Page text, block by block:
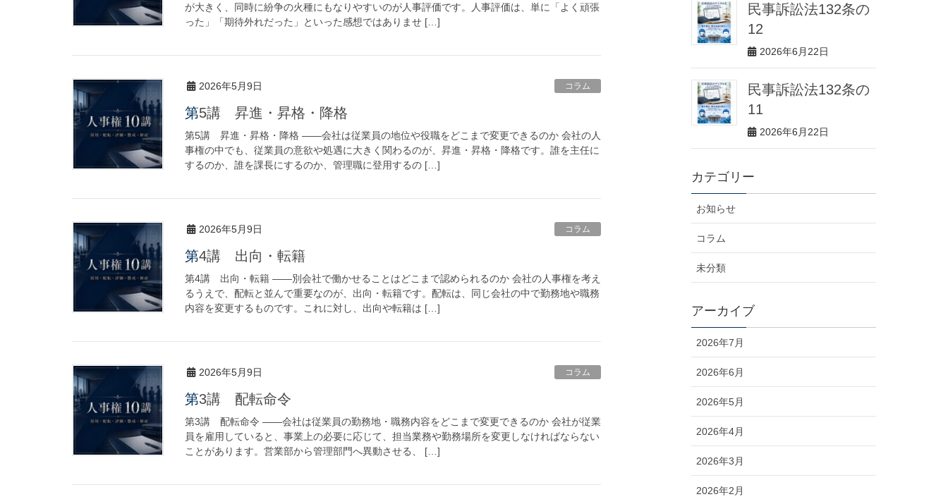
が大きく、同時に紛争の火種にもなりやすいのが人事評価です。人事評価は、単に「よく頑張
った」「期待外れだった」といった感想ではありませ […]
2026年5月9日 コラム
第5講 昇進・昇格・降格
第5講 昇進・昇格・降格 ――会社は従業員の地位や役職をどこまで変更できるのか 会社の人
事権の中でも、従業員の意欲や処遇に大きく関わるのが、昇進・昇格・降格です。誰を主任に
するのか、誰を課長にするのか、管理職に登用するの […]
2026年5月9日 コラム
第4講 出向・転籍
第4講 出向・転籍 ――別会社で働かせることはどこまで認められるのか 会社の人事権を考え
るうえで、配転と並んで重要なのが、出向・転籍です。配転は、同じ会社の中で勤務地や職務
内容を変更するものです。これに対し、出向や転籍は […]
2026年5月9日 コラム
第3講 配転命令
第3講 配転命令 ――会社は従業員の勤務地・職務内容をどこまで変更できるのか 会社が従業
員を雇用していると、事業上の必要に応じて、担当業務や勤務場所を変更しなければならない
ことがあります。営業部から管理部門へ異動させる、 […]
民事訴訟法132条の
12
2026年6月22日
民事訴訟法132条の
11
2026年6月22日
カテゴリー
お知らせ
コラム
未分類
アーカイブ
2026年7月
2026年6月
2026年5月
2026年4月
2026年3月
2026年2月